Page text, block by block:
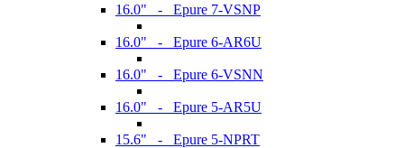
16.0" - Epure 7-VSNP
16.0" - Epure 6-AR6U
16.0" - Epure 6-VSNN
16.0" - Epure 5-AR5U
15.6" - Epure 5-NPRT